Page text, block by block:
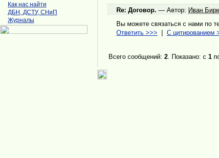
Как нас найти
ДБН, ДСТУ, СНиП
Журналы
Re: Договор. — Автор: Иван
Вы можете связаться с нами по
Ответить >>>
С цитированием
Всего сообщений: 2. Показано: с 1